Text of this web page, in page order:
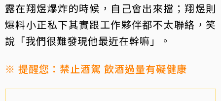
露在翔煜爆炸的時候，自己會出來擋；翔煜則
爆料小正私下其實跟工作夥伴都不太聯絡，笑
說「我們很難發現他最近在幹嘛」。
※ 提醒您：禁止酒駕 飲酒過量有礙健康